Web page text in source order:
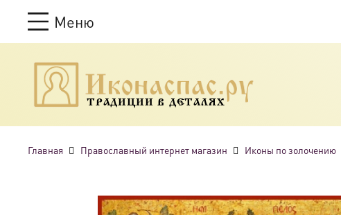
Меню
ТРАДИЦИИ В ДЕТАЛЯХ
Главная Православный интернет магазин Иконы по золочению